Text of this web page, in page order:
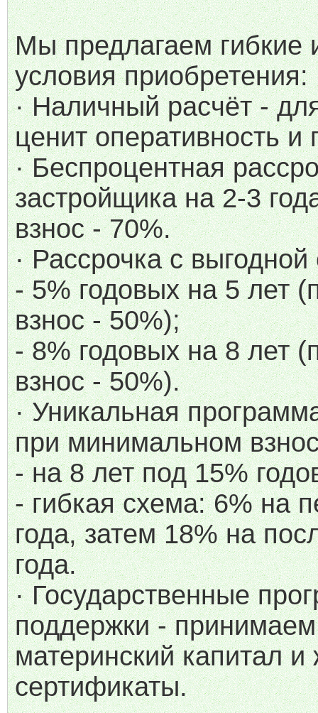
Мы предлагаем гибкие
условия приобретения:
· Наличный расчёт -
ценит оперативность и
· Беспроцентная
застройщика на 2-3
взнос - 70%.
· Рассрочка с выгодной
- 5% годовых на 5 лет
взнос - 50%);
- 8% годовых на 8 лет
взнос - 50%).
· Уникальная
при минимальном
- на 8 лет под 15%
- гибкая схема: 6% на
года, затем 18% на
года.
· Государственные
поддержки - принимаем
материнский капитал
сертификаты.